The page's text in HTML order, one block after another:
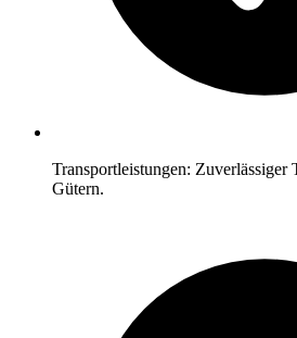
Transportleistungen: Zuverlässiger
Gütern.